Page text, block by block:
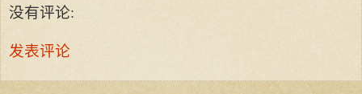
没有评论:
发表评论